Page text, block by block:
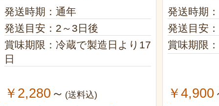
発送時期：通年
発送目安：2～3日後
賞味期限：冷蔵で製造日より17
日
￥2,280 ～ (送料込)
発送時期
発送目安
賞味期限
￥4,900